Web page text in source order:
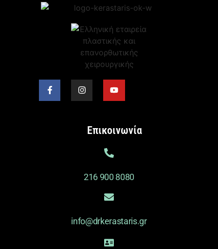
Επικοινωνία
216 900 8080
info@drkerastaris.gr